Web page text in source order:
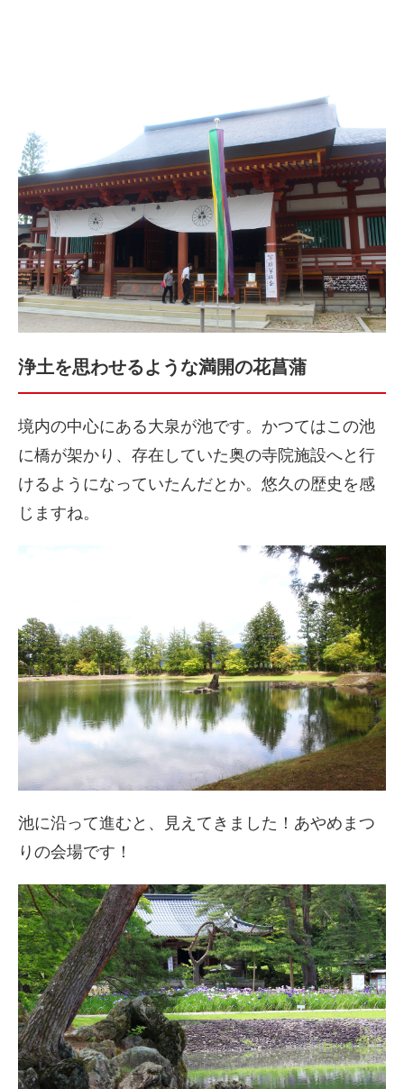
浄土を思わせるような満開の花菖蒲
境内の中心にある大泉が池です。かつてはこの池
に橋が架かり、存在していた奥の寺院施設へと行
けるようになっていたんだとか。悠久の歴史を感
じますね。
池に沿って進むと、見えてきました！あやめまつ
りの会場です！